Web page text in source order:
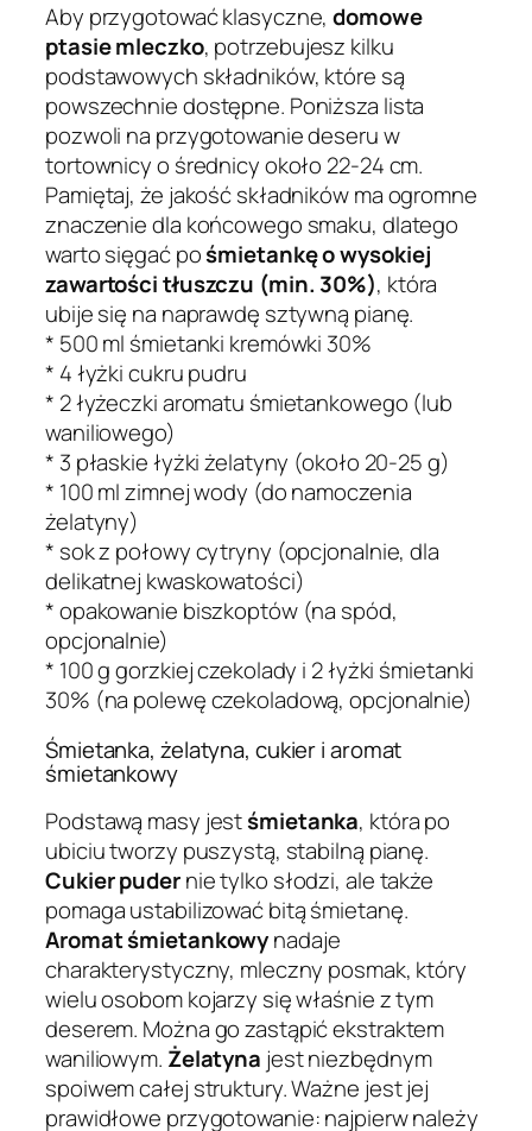
Aby przygotować klasyczne,domowe
ptasie mleczko, potrzebujesz kilku
podstawowych składników, które są
powszechnie dostępne. Poniższa lista
pozwoli na przygotowanie deseru w
tortownicy o średnicy około 22-24 cm.
Pamiętaj, że jakość składników ma ogromne
znaczenie dla końcowego smaku, dlatego
warto sięgać pośmietankę o wysokiej
zawartości tłuszczu (min. 30%), która
ubije się na naprawdę sztywną pianę.
* 500 ml śmietanki kremówki 30%
* 4 łyżki cukru pudru
* 2 łyżeczki aromatu śmietankowego (lub
waniliowego)
* 3 płaskie łyżki żelatyny (około 20-25 g)
* 100 ml zimnej wody (do namoczenia
żelatyny)
* sok z połowy cytryny (opcjonalnie, dla
delikatnej kwaskowatości)
* opakowanie biszkoptów (na spód,
opcjonalnie)
* 100 g gorzkiej czekolady i 2 łyżki śmietanki
30% (na polewę czekoladową, opcjonalnie)
Śmietanka, żelatyna, cukier i aromat
śmietankowy
Podstawą masy jestśmietanka, która po
ubiciu tworzy puszystą, stabilną pianę.
Cukier pudernie tylko słodzi, ale także
pomaga ustabilizować bitą śmietanę.
Aromat śmietankowynadaje
charakterystyczny, mleczny posmak, który
wielu osobom kojarzy się właśnie z tym
deserem. Można go zastąpić ekstraktem
waniliowym. Żelatyna jest niezbędnym
spoiwem całej struktury. Ważne jest jej
prawidłowe przygotowanie: najpierw należy